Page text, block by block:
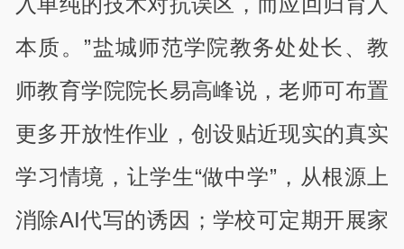
本质。”盐城师范学院教务处处长、教
师教育学院院长易高峰说，老师可布置
更多开放性作业，创设贴近现实的真实
学习情境，让学生“做中学”，从根源上
消除AI代写的诱因；学校可定期开展家